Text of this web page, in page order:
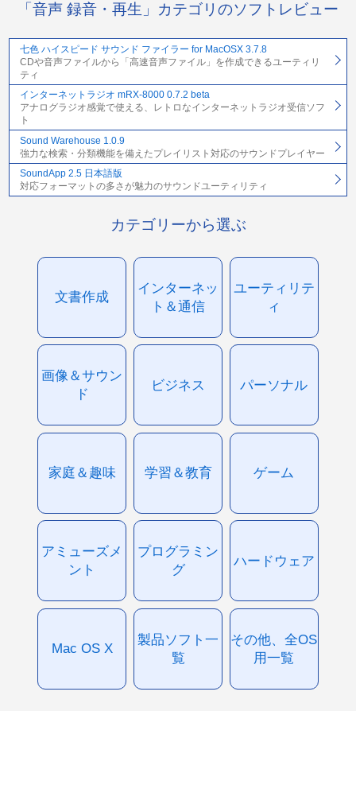
「音声 録音・再生」カテゴリのソフトレビュー
七色 ハイスピード サウンド ファイラー for MacOSX 3.7.8
CDや音声ファイルから「高速音声ファイル」を作成できるユーティリ
ティ
インターネットラジオ mRX-8000 0.7.2 beta
アナログラジオ感覚で使える、レトロなインターネットラジオ受信ソフ
ト
Sound Warehouse 1.0.9
強力な検索・分類機能を備えたプレイリスト対応のサウンドプレイヤー
SoundApp 2.5 日本語版
対応フォーマットの多さが魅力のサウンドユーティリティ
カテゴリーから選ぶ
文書作成
インターネッ
ト＆通信
ユーティリテ
ィ
画像＆サウン
ド
ビジネス パーソナル
家庭＆趣味 学習＆教育 ゲーム
アミューズメ
ント
プログラミン
グ
ハードウェア
Mac OS X
製品ソフト一
覧
その他、全OS
用一覧